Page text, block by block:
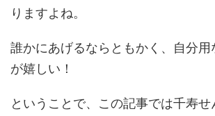
りますよね。
誰かにあげるならともかく、自分
が嬉しい！
ということで、この記事では千寿せ